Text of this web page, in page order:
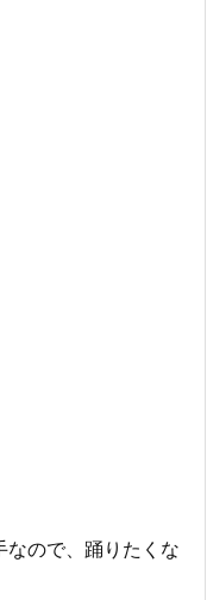
なので、踊りたくな